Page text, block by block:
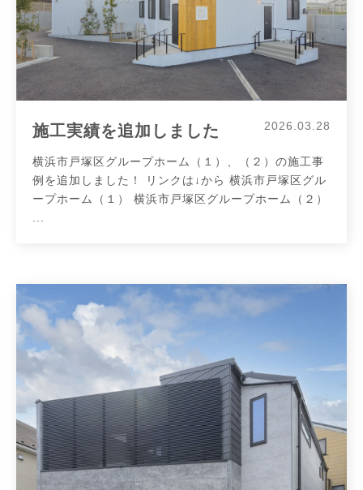
2026.03.28
施工実績を追加しました
横浜市戸塚区グループホーム（１）、（２）の施工事
例を追加しました！ リンクは↓から 横浜市戸塚区グル
ープホーム（１） 横浜市戸塚区グループホーム（２）